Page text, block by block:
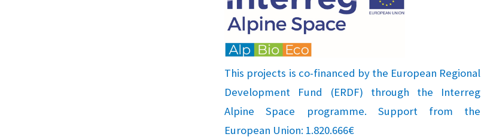
This projects is co-financed by the European Regional
Development Fund (ERDF) through the Interreg
Alpine Space programme. Support from the
European Union: 1.820.666€